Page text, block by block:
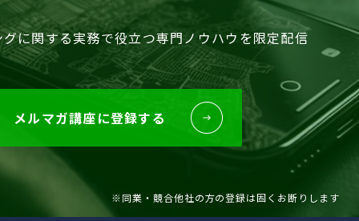
に関する実務で役立つ専門ノウハウを限定配信
メルマガ講座に登録する
※同業・競合他社の方の登録は固くお断りします